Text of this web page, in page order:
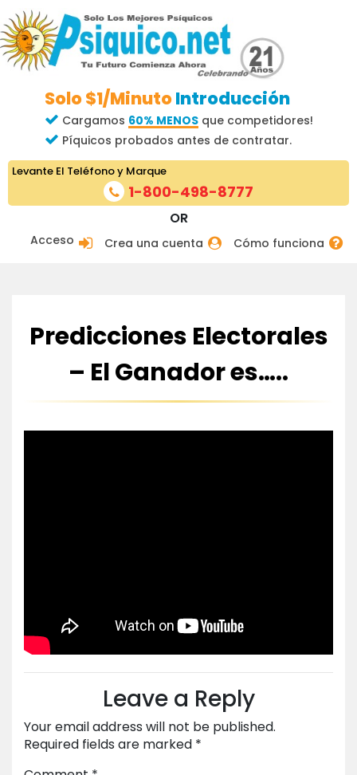
Solo $1/MinutoIntroducción
Cargamos 60% MENOSque competidores!
Píquicos probados antes de contratar.
Acceso Crea una cuenta Cómo funciona
OR
Levante El Teléfono y Marque
1-800-498-8777
Predicciones Electorales
– El Ganador es…..
Leave a Reply
Your email address will not be published.
Required fields are marked *